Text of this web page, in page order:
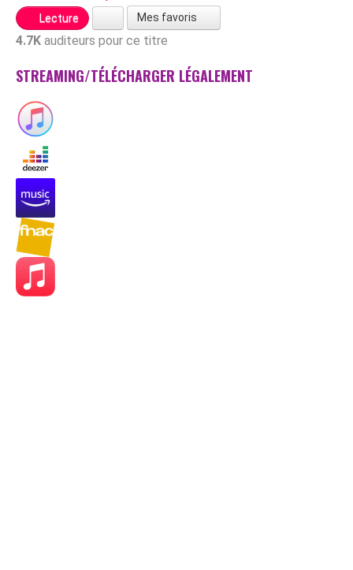
Lecture Mes favoris
4.7K auditeurs pour ce titre
STREAMING/TÉLÉCHARGER LÉGALEMENT